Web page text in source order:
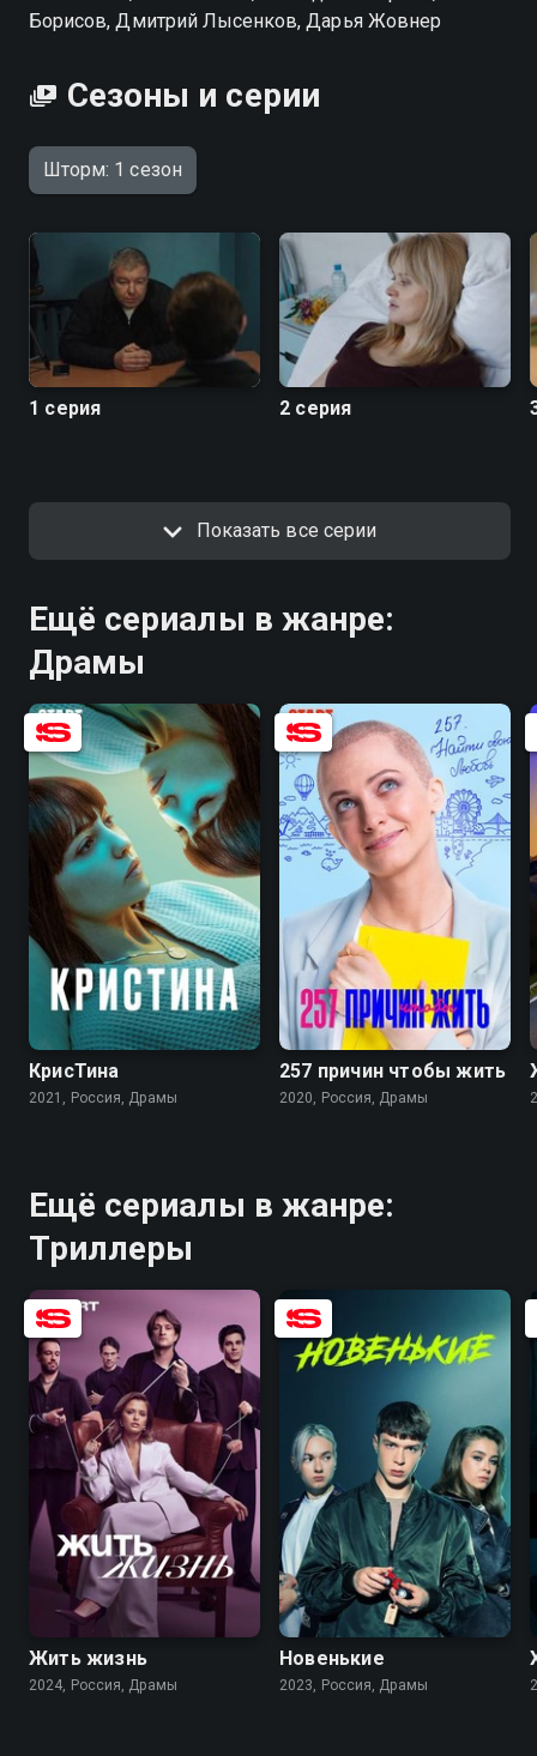
Борисов, Дмитрий Лысенков, Дарья Жовнер
Сезоны и серии
Шторм: 1 сезон
1 серия 2 серия
Показать все серии
Ещё сериалы в жанре:
Драмы
6.2 7.4
КрисТина
2021, Россия, Драмы
7.6 7.3
257 причин чтобы жить
2020, Россия, Драмы
Ещё сериалы в жанре:
Триллеры
7.5 5.8
Жить жизнь
2024, Россия, Драмы
6.8 5.1
Новенькие
2023, Россия, Драмы